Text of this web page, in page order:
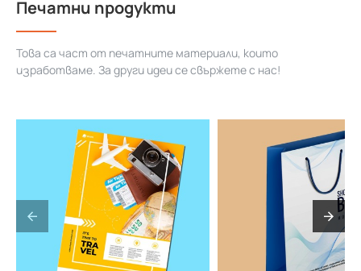
Печатни продукти
Това са част от печатните материали, които